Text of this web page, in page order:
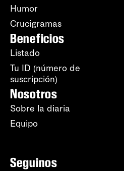
Humor
Crucigramas
Beneficios
Listado
Tu ID (número de
suscripción)
Nosotros
Sobre la diaria
Equipo
Seguinos